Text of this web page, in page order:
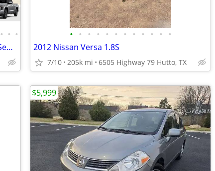
• • •
Used 2024 Nissan Versa FWD 4D Sedan / Sedan 1.6 SV
• • • • • • • • • • • •
2012 Nissan Versa 1.8S
7/10 205k mi 6505 Highway 79 Hutto, TX
$5,999